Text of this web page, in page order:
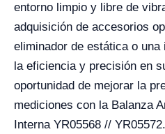
entorno limpio y libre de
adquisición de accesorios
eliminador de estática o
la eficiencia y precisión en
oportunidad de mejorar la
mediciones con la Balanza
Interna YR05568 //